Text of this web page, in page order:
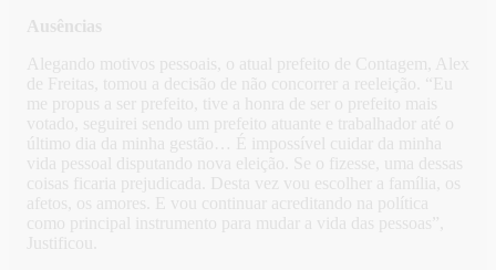
Ausências
Alegando motivos pessoais, o atual prefeito de Contagem, Alex
de Freitas, tomou a decisão de não concorrer a reeleição. “Eu
me propus a ser prefeito, tive a honra de ser o prefeito mais
votado, seguirei sendo um prefeito atuante e trabalhador até o
último dia da minha gestão… É impossível cuidar da minha
vida pessoal disputando nova eleição. Se o fizesse, uma dessas
coisas ficaria prejudicada. Desta vez vou escolher a família, os
afetos, os amores. E vou continuar acreditando na política
como principal instrumento para mudar a vida das pessoas”,
Justificou.